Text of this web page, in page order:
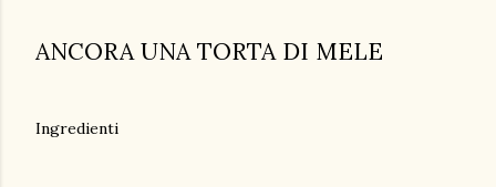
ANCORA UNA TORTA DI MELE
Ingredienti